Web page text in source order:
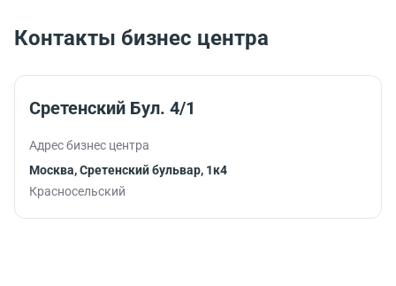
комфортной
Контакты бизнес центра
Сретенский Бул. 4/1
Адрес бизнес центра
Москва, Сретенский бульвар, 1к4
Красносельский